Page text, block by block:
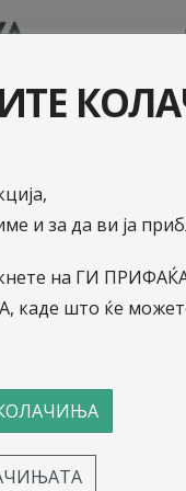
и за да ви ја
на ГИ
што ќе